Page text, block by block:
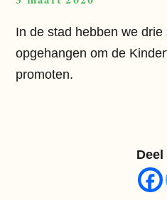
In de stad hebben we drie
opgehangen om de
promoten.